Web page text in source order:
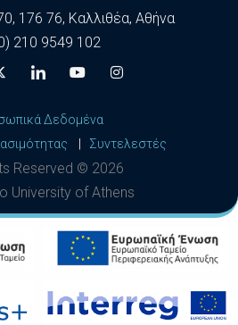
176 76, Καλλιθέα, Αθήνα
210 9549 102
Δεδομένα
Συντελεστές
Reserved © 2026
University of Athens